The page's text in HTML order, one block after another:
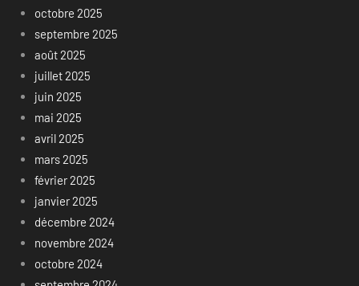
octobre 2025
septembre 2025
août 2025
juillet 2025
juin 2025
mai 2025
avril 2025
mars 2025
février 2025
janvier 2025
décembre 2024
novembre 2024
octobre 2024